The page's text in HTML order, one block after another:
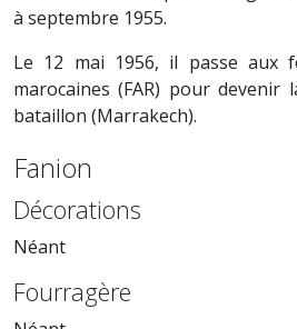
à septembre 1955.
Le 12 mai 1956, il passe aux
marocaines (FAR) pour devenir
bataillon (Marrakech).
Fanion
Décorations
Néant
Fourragère